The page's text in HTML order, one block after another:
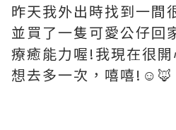
昨天我外出時找到一間
並買了一隻可愛公仔回
療癒能力喔!我現在很
想去多一次，嘻嘻!☺️🦊